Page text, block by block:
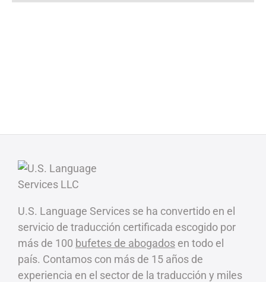
U.S. Language Services se ha convertido en el
servicio de traducción certificada escogido por
más de 100 bufetes de abogados en todo el
país. Contamos con más de 15 años de
experiencia en el sector de la traducción y miles